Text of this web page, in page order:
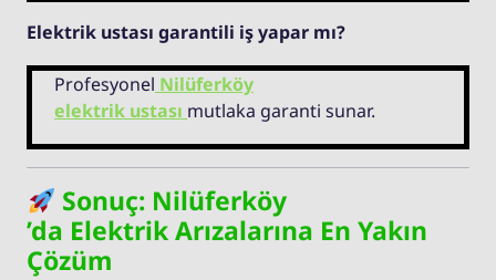
Elektrik ustası garantili iş yapar mı?
Profesyonel Nilüferköy
elektrik ustası mutlaka garanti sunar.
Sonuç: Nilüferköy
’da Elektrik Arızalarına En Yakın
Çözüm